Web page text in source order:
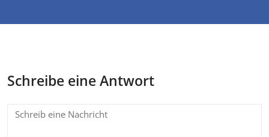
Schreibe eine Antwort